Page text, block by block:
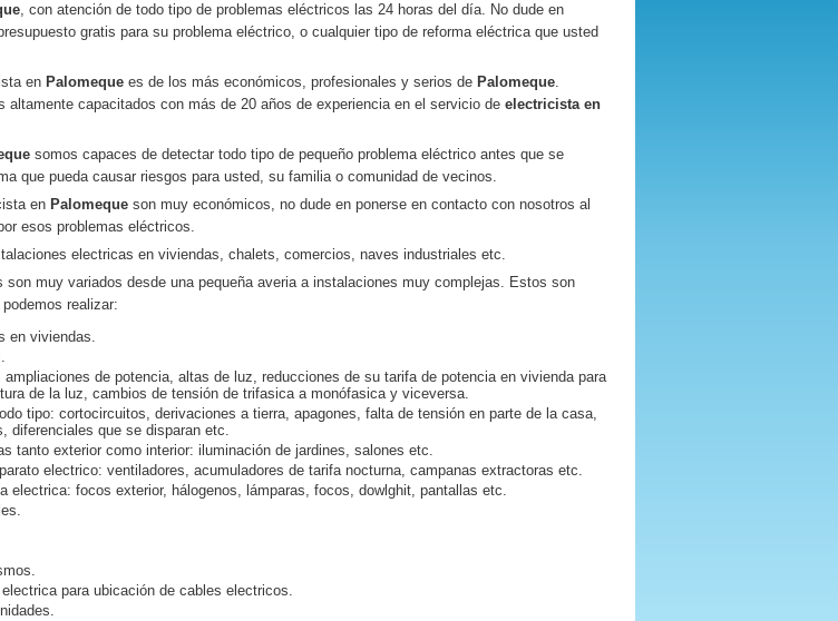
, con atención de todo tipo de problemas eléctricos las 24 horas del día. No dude en
gratis para su problema eléctrico, o cualquier tipo de reforma eléctrica que usted
en Palomeque es de los más económicos, profesionales y serios de Palomeque.
altamente capacitados con más de 20 años de experiencia en el servicio de electricista en
somos capaces de detectar todo tipo de pequeño problema eléctrico antes que se
que pueda causar riesgos para usted, su familia o comunidad de vecinos.
en Palomeque son muy económicos, no dude en ponerse en contacto con nosotros al
esos problemas eléctricos.
electricas en viviendas, chalets, comercios, naves industriales etc.
son muy variados desde una pequeña averia a instalaciones muy complejas. Estos son
realizar:
en viviendas.
de potencia, altas de luz, reducciones de su tarifa de potencia en vivienda para
de la luz, cambios de tensión de trifasica a monófasica y viceversa.
tipo: cortocircuitos, derivaciones a tierra, apagones, falta de tensión en parte de la casa,
diferenciales que se disparan etc.
tanto exterior como interior: iluminación de jardines, salones etc.
electrico: ventiladores, acumuladores de tarifa nocturna, campanas extractoras etc.
electrica: focos exterior, hálogenos, lámparas, focos, dowlghit, pantallas etc.
electrica para ubicación de cables electricos.